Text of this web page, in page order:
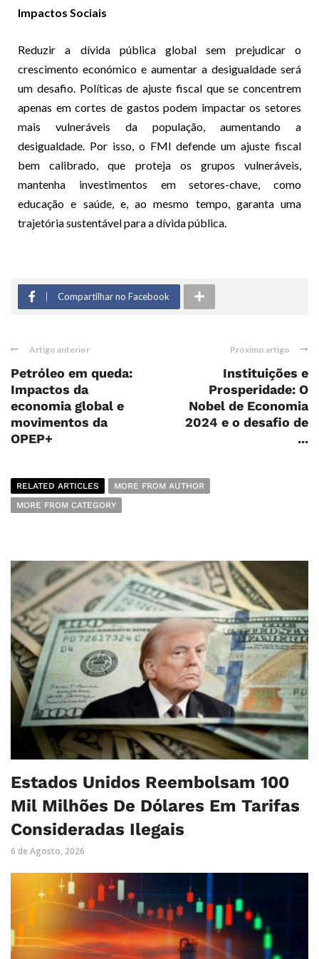
Impactos Sociais
Reduzir a dívida pública global sem prejudicar o
crescimento económico e aumentar a desigualdade será
um desafio. Políticas de ajuste fiscal que se concentrem
apenas em cortes de gastos podem impactar os setores
mais vulneráveis da população, aumentando a
desigualdade. Por isso, o FMI defende um ajuste fiscal
bem calibrado, que proteja os grupos vulneráveis,
mantenha investimentos em setores-chave, como
educação e saúde, e, ao mesmo tempo, garanta uma
trajetória sustentável para a dívida pública.
Compartilhar no Facebook
Artigo anterior
Petróleo em queda:
Impactos da
economia global e
movimentos da
OPEP+
Próximo artigo
Instituições e
Prosperidade: O
Nobel de Economia
2024 e o desafio de
...
RELATED ARTICLES
MORE FROM AUTHOR
MORE FROM CATEGORY
Estados Unidos Reembolsam 100
Mil Milhões De Dólares Em Tarifas
Consideradas Ilegais
6 de Agosto, 2026